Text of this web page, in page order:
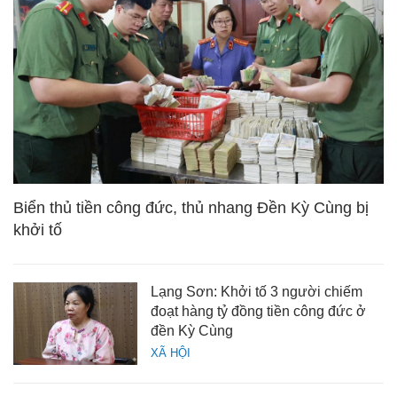
Biển thủ tiền công đức, thủ nhang Đền Kỳ Cùng bị
khởi tố
XÃ HỘI
Lạng Sơn: Khởi tố 3 người chiếm
đoạt hàng tỷ đồng tiền công đức ở
đền Kỳ Cùng